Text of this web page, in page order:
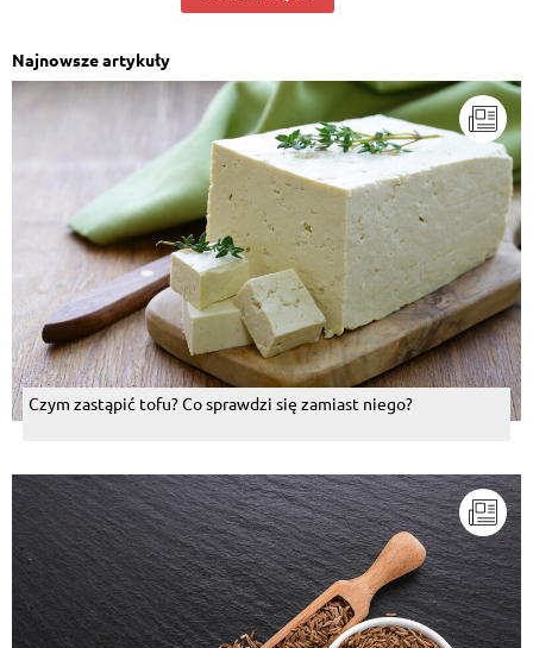
Najnowsze artykuły
Czym zastąpić tofu? Co sprawdzi się zamiast niego?